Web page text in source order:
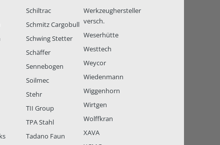
Schiltrac
Schmitz Cargobull
Schwing Stetter
Schäffer
Sennebogen
Soilmec
Stehr
TII Group
TPA Stahl
Tadano Faun
Werkzeughersteller
versch.
Weserhütte
Westtech
Weycor
Wiedenmann
Wiggenhorn
Wirtgen
Wolffkran
XAVA